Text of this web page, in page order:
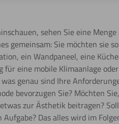
sehen Sie eine Menge
gemeinsam: Sie möchten sie
ein Wandpaneel, eine
für eine mobile Klimaanlage
genau sind Ihre
bevorzugen Sie? Möchten
zur Ästhetik beitragen?
Das alles wird im